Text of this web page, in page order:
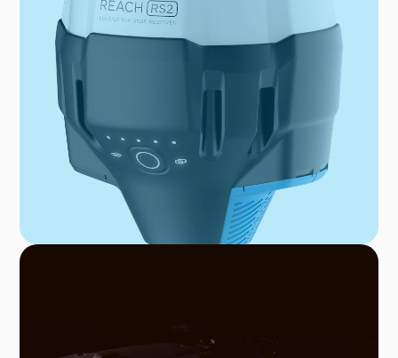
Più info